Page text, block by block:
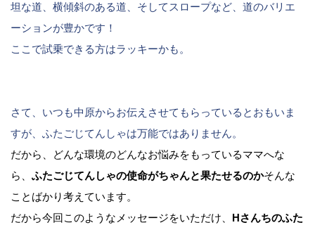
坦な道、横傾斜のある道、そしてスロープなど、道のバリエ
ーションが豊かです！
ここで試乗できる方はラッキーかも。
さて、いつも中原からお伝えさせてもらっているとおもいま
すが、ふたごじてんしゃは万能ではありません。
だから、どんな環境のどんなお悩みをもっているママへな
ら、 ふたごじてんしゃの使命がちゃんと果たせるのかそんな
ことばかり考えています。
だから今回このようなメッセージをいただけ、 Hさんちのふた